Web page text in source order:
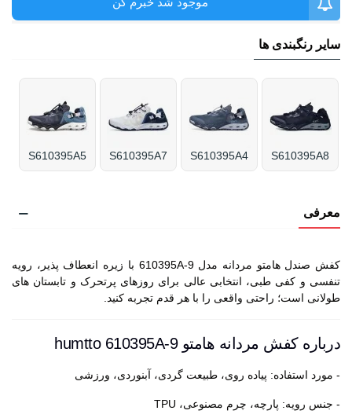
سایر رنگبندی ها
S610395A8
S610395A4
S610395A7
S610395A5
معرفی
کفش صندل هامتو مردانه مدل 610395A-9 با زیره انعطاف پذیر، رویه
تنفسی و کفی طبی، انتخابی عالی برای روزهای پرتحرک و تابستان های
طولانی است؛ راحتی واقعی را با هر قدم تجربه کنید.
درباره کفش مردانه هامتو humtto 610395A-9
- مورد استفاده: پیاده روی، طبیعت گردی، آبنوردی، ورزشی
- جنس رویه: پارچه، چرم مصنوعی، TPU